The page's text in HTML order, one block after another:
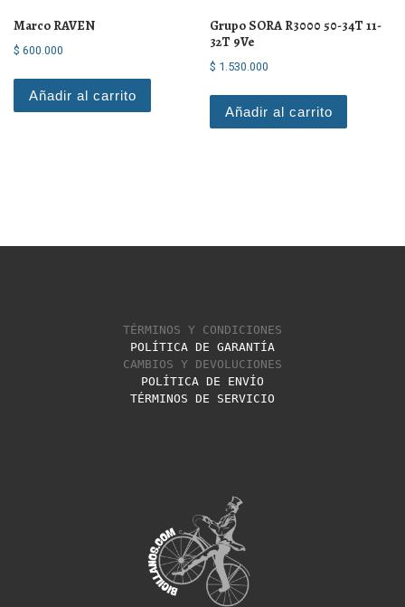
Marco RAVEN
$ 600.000
Añadir al carrito
Grupo SORA R3000 50-34T 11-
32T 9Ve
$ 1.530.000
Añadir al carrito
TÉRMINOS Y CONDICIONES
POLÍTICA DE GARANTÍA
CAMBIOS Y DEVOLUCIONES
POLÍTICA DE ENVÍO
TÉRMINOS DE SERVICIO